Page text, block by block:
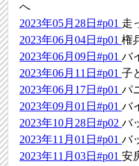
へ
2023年05月28日#p01 走
2023年06月04日#p01権
2023年06月09日#p01バ
2023年06月11日#p01子
2023年06月17日#p01パ
2023年09月01日#p01バ
2023年10月28日#p02バ
2023年11月01日#p01バ
2023年11月03日#p01安